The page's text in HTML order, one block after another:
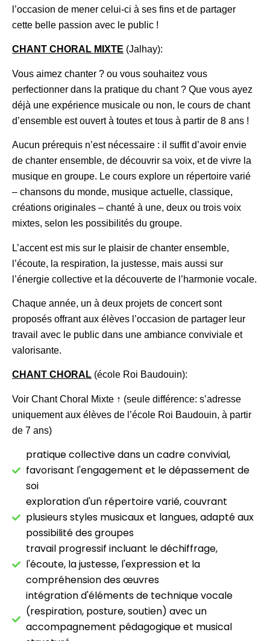
l’occasion de mener celui-ci à ses fins et de partager
cette belle passion avec le public !
CHANT CHORAL MIXTE (Jalhay):
Vous aimez chanter ? ou vous souhaitez vous
perfectionner dans la pratique du chant ? Que vous ayez
déjà une expérience musicale ou non, le cours de chant
d’ensemble est ouvert à toutes et tous à partir de 8 ans !
Aucun prérequis n’est nécessaire : il suffit d’avoir envie
de chanter ensemble, de découvrir sa voix, et de vivre la
musique en groupe. Le cours explore un répertoire varié
– chansons du monde, musique actuelle, classique,
créations originales – chanté à une, deux ou trois voix
mixtes, selon les possibilités du groupe.
L’accent est mis sur le plaisir de chanter ensemble,
l’écoute, la respiration, la justesse, mais aussi sur
l’énergie collective et la découverte de l’harmonie vocale.
Chaque année, un à deux projets de concert sont
proposés offrant aux élèves l’occasion de partager leur
travail avec le public dans une ambiance conviviale et
valorisante.
CHANT CHORAL (école Roi Baudouin):
Voir Chant Choral Mixte ↑ (seule différence: s’adresse
uniquement aux élèves de l’école Roi Baudouin, à partir
de 7 ans)
pratique collective dans un cadre convivial,
favorisant l'engagement et le dépassement de
soi
exploration d'un répertoire varié, couvrant
plusieurs styles musicaux et langues, adapté aux
possibilité des groupes
travail progressif incluant le déchiffrage,
l'écoute, la justesse, l'expression et la
compréhension des œuvres
intégration d'éléments de technique vocale
(respiration, posture, soutien) avec un
accompagnement pédagogique et musical